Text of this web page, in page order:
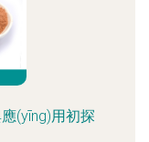
(yīng)用初探